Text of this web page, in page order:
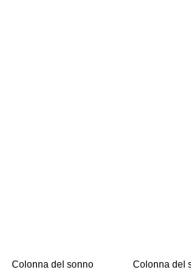
Colonna del sonno Colonna del